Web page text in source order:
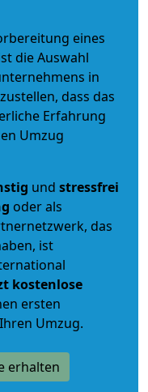
eines
die Auswahl
in
dass das
Erfahrung
Umzug
und stressfrei
oder als
das
ist
kostenlose
ersten
Umzug.
erhalten